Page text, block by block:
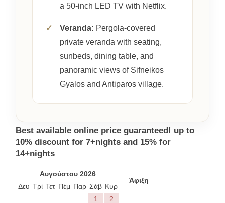
a 50-inch LED TV with Netflix.
✓ Veranda: Pergola-covered
private veranda with seating,
sunbeds, dining table, and
panoramic views of Sifneikos
Gyalos and Antiparos village.
Best available online price guaranteed! up to
10% discount for 7+nights and 15% for
14+nights
Αυγούστου 2026
Δευ Τρί Τετ Πέμ Παρ Σάβ Κυρ
1
2
Άφιξη